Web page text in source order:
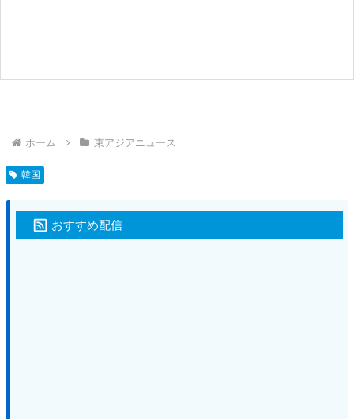
ホーム 東アジアニュース
韓国
おすすめ配信